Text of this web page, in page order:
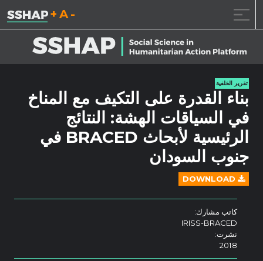
تقليل حجم الخط.
إعادة ضبط حجم
زيادة حجم
تقرير الخلفية
بناء القدرة على التكيف مع المناخ
في السياقات الهشة: النتائج
الرئيسية لأبحاث BRACED في
جنوب السودان
DOWNLOAD
كاتب مشارك:
IRISS-BRACED
نشرت:
2018